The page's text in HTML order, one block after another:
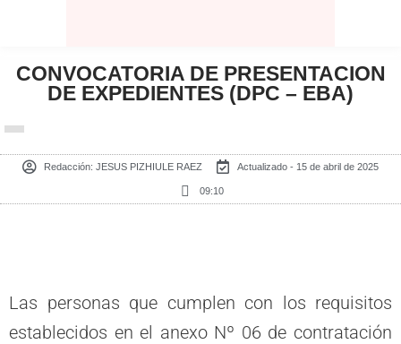
CONVOCATORIA DE PRESENTACION
DE EXPEDIENTES (DPC – EBA)
Redacción: JESUS PIZHIULE RAEZ Actualizado - 15 de abril de 2025
09:10
Las personas que cumplen con los requisitos
establecidos en el anexo Nº 06 de contratación